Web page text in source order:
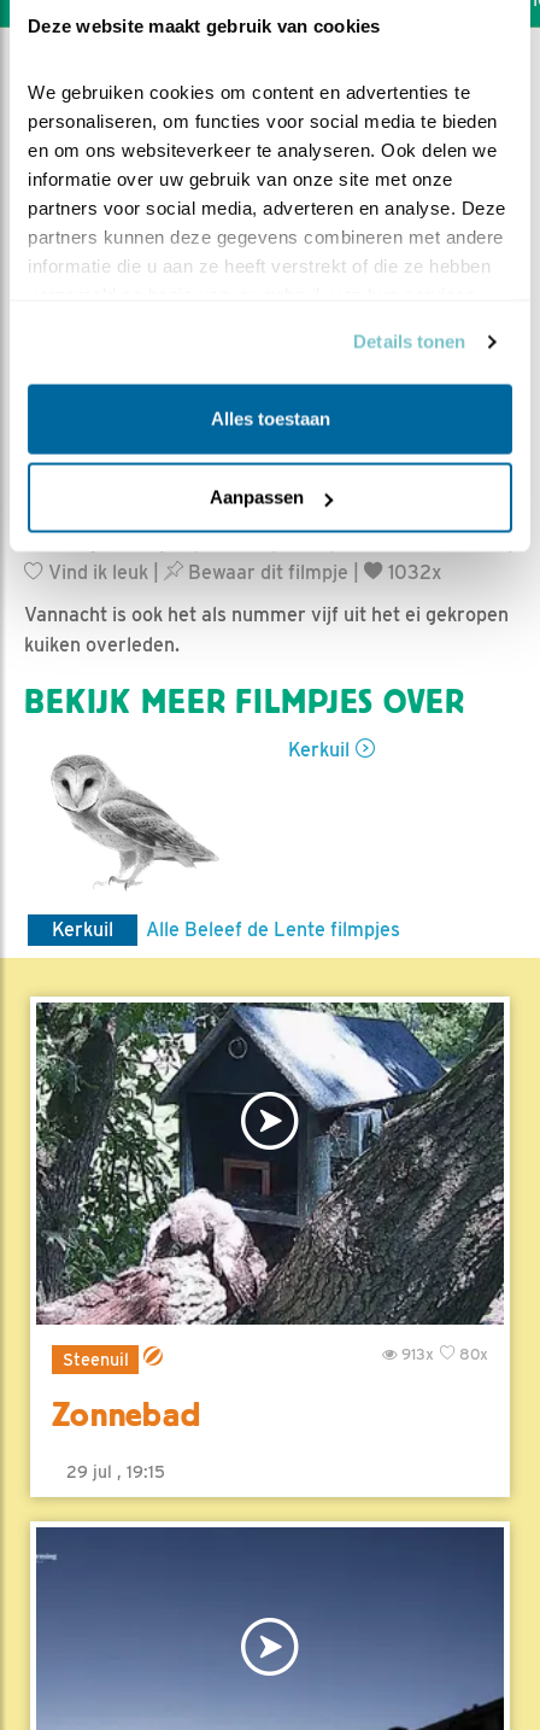
Deze website maakt gebruik van cookies
We gebruiken cookies om content en advertenties te
personaliseren, om functies voor social media te bieden
en om ons websiteverkeer te analyseren. Ook delen we
informatie over uw gebruik van onze site met onze
partners voor social media, adverteren en analyse. Deze
partners kunnen deze gegevens combineren met andere
informatie die u aan ze heeft verstrekt of die ze hebben
Details tonen
Alles toestaan
Aanpassen
DEEL DIT FILMPJE
Weer een kuiken overleden
Vind ik leuk
Bewaar dit filmpje
1032x
Vannacht is ook het als nummer vijf uit het ei gekropen
kuiken overleden.
BEKIJK MEER FILMPJES OVER
Kerkuil
Kerkuil Alle Beleef de Lente filmpjes
Steenuil 80x
913x
Zonnebad
29 jul , 19:15